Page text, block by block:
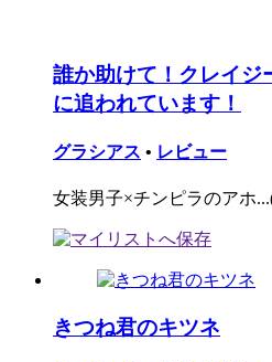
誰か助けて！クレイジ
に追われています！
グラシアス • レビュー
女装男子×チンピラのアホ
きつね君のキツネ